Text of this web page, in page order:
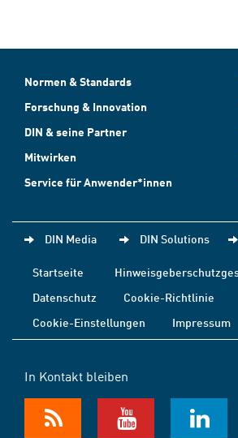
Normen & Standards
Forschung & Innovation
DIN & seine Partner
Mitwirken
Service für Anwender*innen
DIN Media DIN Solutions
Startseite
Datenschutz
Cookie-Richtlinie
Cookie-Einstellungen
Impressum
In Kontakt bleiben